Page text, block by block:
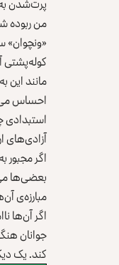
من ربوده
مانند این
احساس
آزادی‌های
اگر
بعضی‌ها
مبارزه‌ی
اگر آن‌ها
جوانان
کند. یک